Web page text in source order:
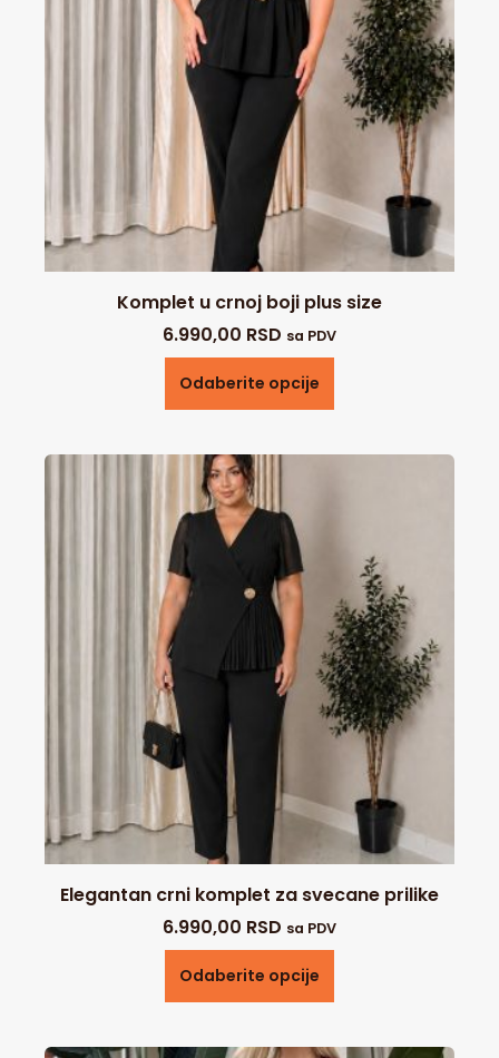
Komplet u crnoj boji plus size
6.990,00 RSD sa PDV
Odaberite opcije
Elegantan crni komplet za svecane prilike
6.990,00 RSD sa PDV
Odaberite opcije